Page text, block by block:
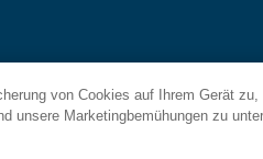
von Cookies auf Ihrem Gerät zu,
unsere Marketingbemühungen zu